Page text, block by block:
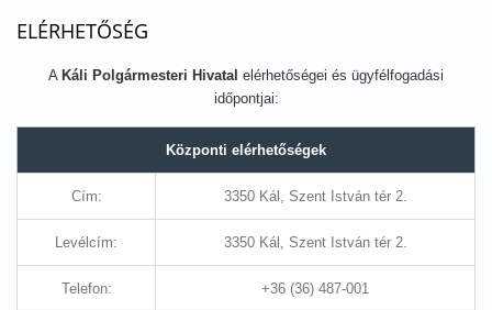
ELÉRHETŐSÉG
A Káli Polgármesteri Hivatal elérhetőségei és ügyfélfogadási
időpontjai:
Központi elérhetőségek
Cím: 3350 Kál, Szent István tér 2.
Levélcím: 3350 Kál, Szent István tér 2.
Telefon: +36 (36) 487-001